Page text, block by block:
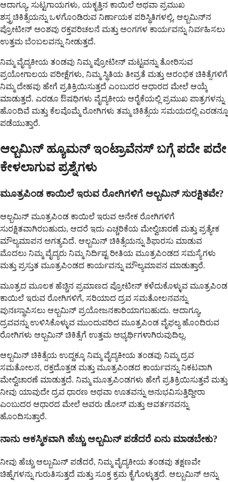
ಆದಾಗ್ಯೂ, ಸುಟ್ಟಗಾಯಗಳು, ಯಕೃತ್ತಿನ ಕಾಯಿಲೆ ಅಥವಾ ಪ್ರಮುಖ
ಶಸ್ತ್ರಚಿಕಿತ್ಸೆಯನ್ನು ಒಳಗೊಂಡಿರುವ ನಿರ್ಣಾಯಕ ಪರಿಸ್ಥಿತಿಗಳಲ್ಲಿ, ಆಲ್ಬಮಿನ್‌ನ
ಪ್ರೋಟೀನ್ ಅಂಶವು ರಕ್ತಪರಿಚಲನೆ ಮತ್ತು ಅಂಗಗಳ ಕಾರ್ಯವನ್ನು ನಿರ್ವಹಿಸಲು
ಉತ್ತಮ ಬೆಂಬಲವನ್ನು ನೀಡುತ್ತದೆ.
ನಿಮ್ಮ ವೈದ್ಯಕೀಯ ತಂಡವು ನಿಮ್ಮ ಪ್ರೋಟೀನ್ ಮಟ್ಟವನ್ನು ತೋರಿಸುವ
ಪ್ರಯೋಗಾಲಯ ಪರೀಕ್ಷೆಗಳು, ನಿಮ್ಮ ಸ್ಥಿತಿಯ ತೀವ್ರತೆ ಮತ್ತು ಆರಂಭಿಕ ಚಿಕಿತ್ಸೆಗಳಿಗೆ
ನಿಮ್ಮ ದೇಹವು ಹೇಗೆ ಪ್ರತಿಕ್ರಿಯಿಸುತ್ತದೆ ಎಂಬುದರ ಆಧಾರದ ಮೇಲೆ ಆಯ್ಕೆ
ಮಾಡುತ್ತದೆ. ಎರಡೂ ಔಷಧಿಗಳು ವೈದ್ಯಕೀಯ ಆರೈಕೆಯಲ್ಲಿ ಪ್ರಮುಖ ಪಾತ್ರಗಳನ್ನು
ಹೊಂದಿವೆ ಮತ್ತು ಕೆಲವೊಮ್ಮೆ ರೋಗಿಗಳು ತಮ್ಮ ಚಿಕಿತ್ಸೆಯ ಸಮಯದಲ್ಲಿ ಎರಡನ್ನೂ
ಪಡೆಯುತ್ತಾರೆ.
ಆಲ್ಬಮಿನ್ ಹ್ಯೂಮನ್ ಇಂಟ್ರಾವೆನಸ್ ಬಗ್ಗೆ ಪದೇ ಪದೇ
ಕೇಳಲಾಗುವ ಪ್ರಶ್ನೆಗಳು
ಮೂತ್ರಪಿಂಡ ಕಾಯಿಲೆ ಇರುವ ರೋಗಿಗಳಿಗೆ ಆಲ್ಬಮಿನ್ ಸುರಕ್ಷಿತವೇ?
ಆಲ್ಬಮಿನ್ ಮೂತ್ರಪಿಂಡ ಕಾಯಿಲೆ ಇರುವ ಅನೇಕ ರೋಗಿಗಳಿಗೆ
ಸುರಕ್ಷಿತವಾಗಿರಬಹುದು, ಆದರೆ ಇದು ಎಚ್ಚರಿಕೆಯ ಮೇಲ್ವಿಚಾರಣೆ ಮತ್ತು ಪ್ರತ್ಯೇಕ
ಮೌಲ್ಯಮಾಪನ ಅಗತ್ಯವಿದೆ. ಆಲ್ಬಮಿನ್ ಚಿಕಿತ್ಸೆಯನ್ನು ಶಿಫಾರಸು ಮಾಡುವ
ಮೊದಲು ನಿಮ್ಮ ವೈದ್ಯರು ನಿಮ್ಮ ನಿರ್ದಿಷ್ಟ ರೀತಿಯ ಮೂತ್ರಪಿಂಡದ ಸಮಸ್ಯೆಗಳು
ಮತ್ತು ಪ್ರಸ್ತುತ ಮೂತ್ರಪಿಂಡದ ಕಾರ್ಯವನ್ನು ಮೌಲ್ಯಮಾಪನ ಮಾಡುತ್ತಾರೆ.
ಮೂತ್ರದ ಮೂಲಕ ಹೆಚ್ಚಿನ ಪ್ರಮಾಣದ ಪ್ರೋಟೀನ್ ಕಳೆದುಕೊಳ್ಳುವ ಮೂತ್ರಪಿಂಡ
ಕಾಯಿಲೆ ಇರುವ ರೋಗಿಗಳಿಗೆ, ಸರಿಯಾದ ದ್ರವ ಸಮತೋಲನವನ್ನು
ಪುನಃಸ್ಥಾಪಿಸಲು ಆಲ್ಬಮಿನ್ ಪ್ರಯೋಜನಕಾರಿಯಾಗಬಹುದು. ಆದಾಗ್ಯೂ,
ದ್ರವವನ್ನು ಉಳಿಸಿಕೊಳ್ಳುವ ಮುಂದುವರಿದ ಮೂತ್ರಪಿಂಡ ವೈಫಲ್ಯ ಹೊಂದಿರುವ
ರೋಗಿಗಳು ಆಲ್ಬಮಿನ್ ಚಿಕಿತ್ಸೆಗೆ ಉತ್ತಮ ಅಭ್ಯರ್ಥಿಗಳಾಗಿರುವುದಿಲ್ಲ.
ಆಲ್ಬಮಿನ್ ಚಿಕಿತ್ಸೆಯ ಉದ್ದಕ್ಕೂ ನಿಮ್ಮ ವೈದ್ಯಕೀಯ ತಂಡವು ನಿಮ್ಮ ದ್ರವ
ಸಮತೋಲನ, ರಕ್ತದೊತ್ತಡ ಮತ್ತು ಮೂತ್ರಪಿಂಡದ ಕಾರ್ಯವನ್ನು ನಿಕಟವಾಗಿ
ಮೇಲ್ವಿಚಾರಣೆ ಮಾಡುತ್ತದೆ. ನಿಮ್ಮ ಮೂತ್ರಪಿಂಡಗಳು ಹೇಗೆ ಪ್ರತಿಕ್ರಿಯಿಸುತ್ತವೆ ಮತ್ತು
ನೀವು ಯಾವುದೇ ದ್ರವ ಧಾರಣ ಅಥವಾ ಊತವನ್ನು ಅನುಭವಿಸುತ್ತಿದ್ದೀರಾ
ಎಂಬುದರ ಆಧಾರದ ಮೇಲೆ ಅವರು ಡೋಸ್ ಮತ್ತು ಆವರ್ತನವನ್ನು
ಹೊಂದಿಸುತ್ತಾರೆ.
ನಾನು ಆಕಸ್ಮಿಕವಾಗಿ ಹೆಚ್ಚು ಆಲ್ಬಮಿನ್ ಪಡೆದರೆ ಏನು ಮಾಡಬೇಕು?
ನೀವು ಹೆಚ್ಚು ಆಲ್ಬುಮಿನ್ ಪಡೆದರೆ, ನಿಮ್ಮ ವೈದ್ಯಕೀಯ ತಂಡವು ತಕ್ಷಣವೇ
ಚಿಹ್ನೆಗಳನ್ನು ಗುರುತಿಸುತ್ತದೆ ಮತ್ತು ಸೂಕ್ತ ಕ್ರಮ ಕೈಗೊಳ್ಳುತ್ತದೆ. ಆಲ್ಬುಮಿನ್ ಅನ್ನು